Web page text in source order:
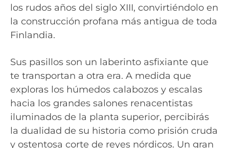
los rudos años del siglo XIII, convirtiéndolo en
la construcción profana más antigua de toda
Finlandia.
Sus pasillos son un laberinto asfixiante que
te transportan a otra era. A medida que
exploras los húmedos calabozos y escalas
hacia los grandes salones renacentistas
iluminados de la planta superior, percibirás
la dualidad de su historia como prisión cruda
y ostentosa corte de reyes nórdicos. Un gran